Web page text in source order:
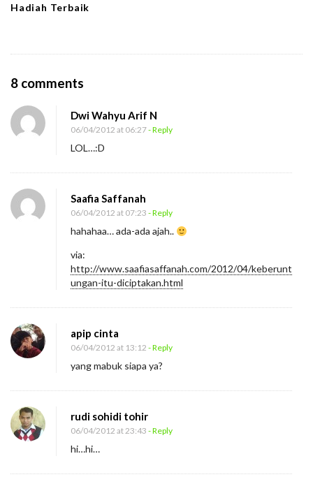
Hadiah Terbaik
8 comments
M
u
k
D
a
r
a
t
Dwi Wahyu Arif N
06/04/2012 at 06:27- Reply
LOL…:D
Saafia Saffanah
06/04/2012 at 07:23 - Reply
hahahaa… ada-ada ajah..
via:
http://www.saafiasaffanah.com/2012/04/keberunt
ungan-itu-diciptakan.html
apip cinta
06/04/2012 at 13:12 - Reply
yang mabuk siapa ya?
rudi sohidi tohir
06/04/2012 at 23:43 - Reply
hi…hi…